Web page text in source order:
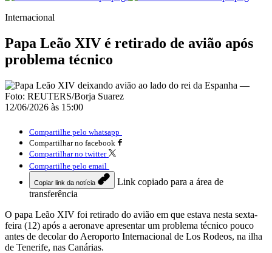
Internacional
Papa Leão XIV é retirado de avião após
problema técnico
12/06/2026 às 15:00
Compartilhe pelo whatsapp
Compartilhar no facebook
Compartilhar no twitter
Compartilhe pelo email
Copiar link da notícia
Link copiado para a área de
transferência
O papa Leão XIV foi retirado do avião em que estava nesta sexta-
feira (12) após a aeronave apresentar um problema técnico pouco
antes de decolar do Aeroporto Internacional de Los Rodeos, na ilha
de Tenerife, nas Canárias.